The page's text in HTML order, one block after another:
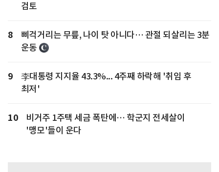
검토
8
삐걱거리는 무릎, 나이 탓 아니다… 관절 되살리는 3분
운동
9
李대통령 지지율 43.3%... 4주째 하락해 '취임 후
최저'
10
비거주 1주택 세금 폭탄에… 학군지 전세살이
'맹모'들이 운다